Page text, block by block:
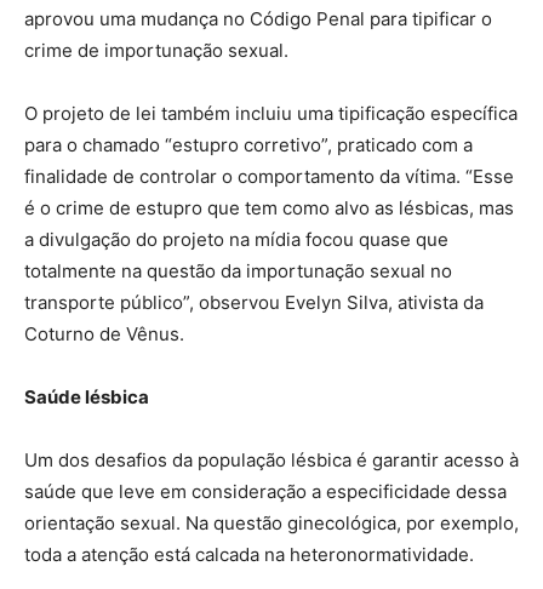
aprovou uma mudança no Código Penal para tipificar o
crime de importunação sexual.
O projeto de lei também incluiu uma tipificação específica
para o chamado “estupro corretivo”, praticado com a
finalidade de controlar o comportamento da vítima. “Esse
é o crime de estupro que tem como alvo as lésbicas, mas
a divulgação do projeto na mídia focou quase que
totalmente na questão da importunação sexual no
transporte público”, observou Evelyn Silva, ativista da
Coturno de Vênus.
Saúde lésbica
Um dos desafios da população lésbica é garantir acesso à
saúde que leve em consideração a especificidade dessa
orientação sexual. Na questão ginecológica, por exemplo,
toda a atenção está calcada na heteronormatividade.